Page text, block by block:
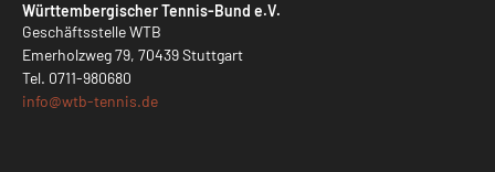
Württembergischer Tennis-Bund e.V.
Geschäftsstelle WTB
Emerholzweg 79, 70439 Stuttgart
Tel. 0711-980680
info@wtb-tennis.de